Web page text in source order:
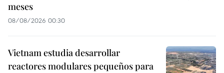
meses
08/08/2026 00:30
Vietnam estudia desarrollar
reactores modulares pequeños para